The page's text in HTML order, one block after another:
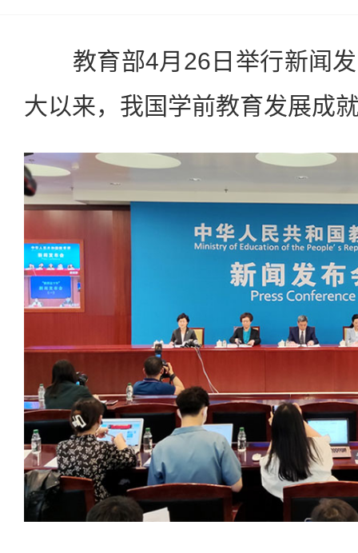
教育部4月26日举行新闻发
大以来，我国学前教育发展成